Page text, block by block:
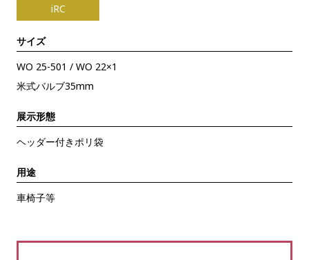
iRC
サイズ
WO 25-501 / WO 22×1
米式バルブ35mm
展示形態
ヘッダー付きポリ袋
用途
車椅子等